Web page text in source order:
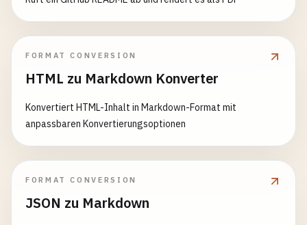
FORMAT CONVERSION
HTML zu Markdown Konverter
Konvertiert HTML-Inhalt in Markdown-Format mit
anpassbaren Konvertierungsoptionen
FORMAT CONVERSION
JSON zu Markdown